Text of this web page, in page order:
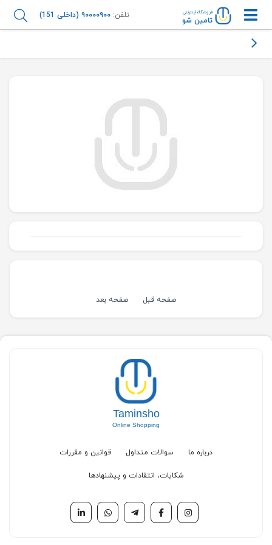
فروشگاه اینترنتی
تامین شو
تلفن: ۹۰۰۰۰۹۰۰ (داخلی 151)
صفحه قبل صفحه بعد
Taminsho
Online Shopping
درباره ما سوالات متداول قوانین و مقررات
شکایات، انتقادات و پیشنهادها